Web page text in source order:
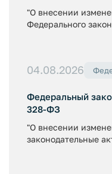
"О внесении
Федерального
04.08.2026
Федеральный
328-ФЗ
"О внесении
законодательные